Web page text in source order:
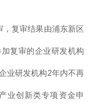
复审结果由浦东新区
复审的企业研发机构
业研发机构2年内不再
业创新类专项资金申